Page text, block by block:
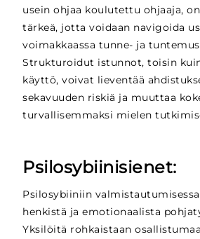
usein ohjaa koulutettu ohjaaja,
tärkeä, jotta voidaan navigoida
voimakkaassa tunne- ja
Strukturoidut istunnot, toisin
käyttö, voivat lieventää
sekavuuden riskiä ja muuttaa
turvallisemmaksi mielen
Psilosybiinisienet:
Psilosybiiniin
henkistä ja emotionaalista
Yksilöitä rohkaistaan